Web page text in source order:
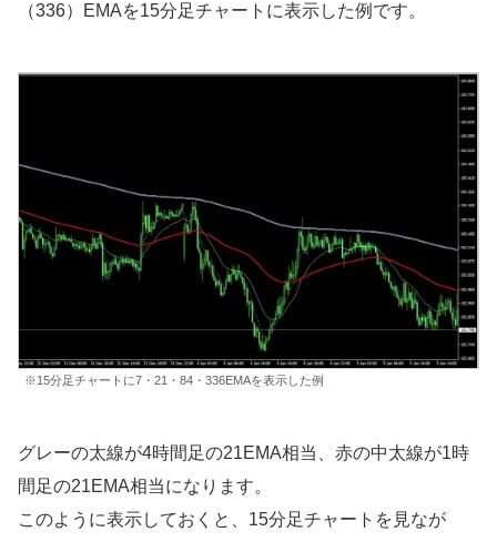
（336）EMAを15分足チャートに表示した例です。
※15分足チャートに7・21・84・336EMAを表示した例
グレーの太線が4時間足の21EMA相当、赤の中太線が1時
間足の21EMA相当になります。
このように表示しておくと、15分足チャートを見なが